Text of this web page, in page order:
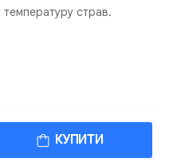
температуру страв.
КУПИТИ